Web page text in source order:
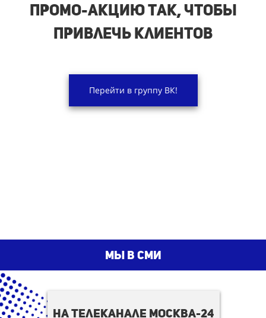
промо-акцию так, чтобы
привлечь клиентов
Перейти в группу ВК!
мы в сми
на телеканале москва-24